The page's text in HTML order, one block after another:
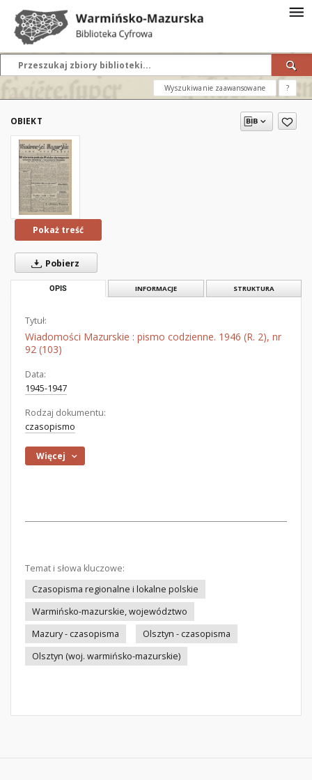
Wyszukiwanie zaawansowane ?
OBIEKT
Pokaż treść
Pobierz
OPIS INFORMACJE STRUKTURA
Tytuł:
Wiadomości Mazurskie : pismo codzienne. 1946 (R. 2), nr
92 (103)
Data:
1945-1947
Rodzaj dokumentu:
czasopismo
Więcej
Temat i słowa kluczowe:
Czasopisma regionalne i lokalne polskie
Warmińsko-mazurskie, województwo
Mazury - czasopisma
Olsztyn - czasopisma
Olsztyn (woj. warmińsko-mazurskie)